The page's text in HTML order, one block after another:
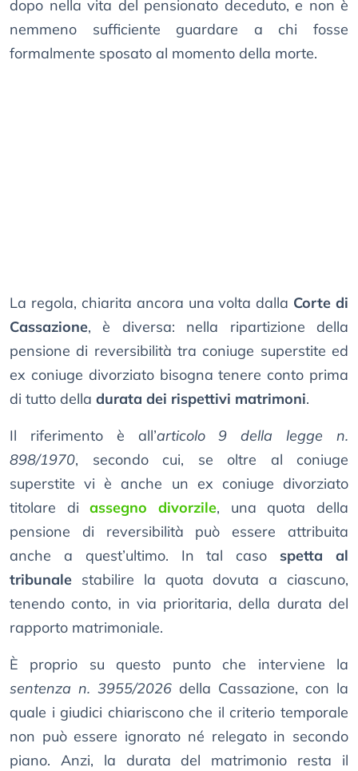
dopo nella vita del pensionato deceduto, e non è
nemmeno sufficiente guardare a chi fosse
formalmente sposato al momento della morte.
La regola, chiarita ancora una volta dalla Corte di
Cassazione, è diversa: nella ripartizione della
pensione di reversibilità tra coniuge superstite ed
ex coniuge divorziato bisogna tenere conto prima
di tutto della durata dei rispettivi matrimoni.
Il riferimento è all’articolo 9 della legge n.
898/1970, secondo cui, se oltre al coniuge
superstite vi è anche un ex coniuge divorziato
titolare diassegno divorzile, una quota della
pensione di reversibilità può essere attribuita
anche a quest’ultimo. In tal caso spetta al
tribunale stabilire la quota dovuta a ciascuno,
tenendo conto, in via prioritaria, della durata del
rapporto matrimoniale.
È proprio su questo punto che interviene la
sentenza n. 3955/2026 della Cassazione, con la
quale i giudici chiariscono che il criterio temporale
non può essere ignorato né relegato in secondo
piano. Anzi, la durata del matrimonio resta il